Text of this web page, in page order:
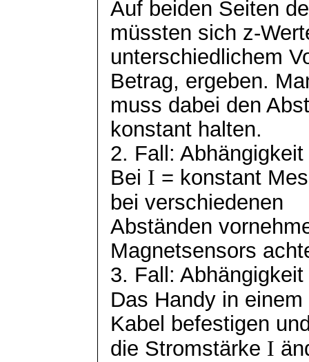
Auf beiden Seiten
müssten sich z-
unterschiedlichem
Betrag, ergeben.
muss dabei den
konstant halten.
2. Fall:
Bei I = konstant
bei verschiedenen
Abständen
Magnetsensors
3. Fall:
Das Handy in
Kabel befestigen
die Stromstärke I